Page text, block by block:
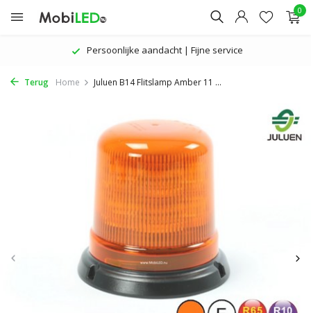
0
Persoonlijke aandacht | Fijne service
Terug Home Juluen B14 Flitslamp Amber 11 ...